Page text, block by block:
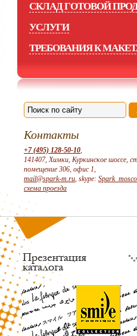
СКЛАД ГОТОВОЙ
УСЛУГИ
ТРЕБОВАНИЯ К
Контакты
+7 (495) 128-50-10,
141407, Химки, Куркинское шоссе,
помещение 306, офис 1,
mail@spark-m.ru, skype:
схема проезда